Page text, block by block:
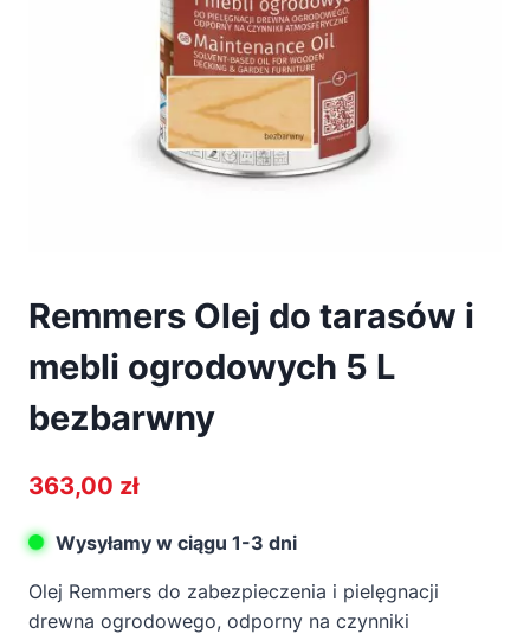
Remmers Olej do tarasów i
mebli ogrodowych 5 L
bezbarwny
363,00 zł
Wysyłamy w ciągu 1-3 dni
Olej Remmers do zabezpieczenia i pielęgnacji
drewna ogrodowego, odporny na czynniki